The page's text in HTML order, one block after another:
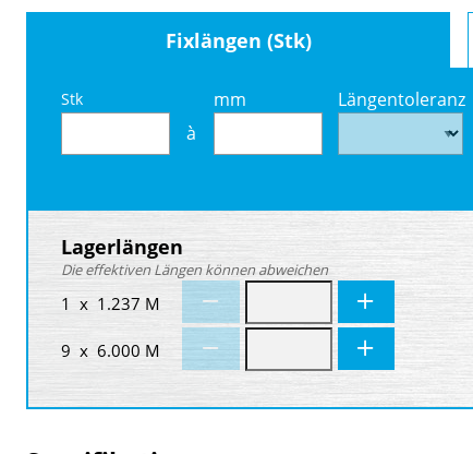
Fixlängen (Stk)
Stk
à
mm Längentoleranz
Lagerlängen
Die effektiven Längen können abweichen
1 x 1.237 M
9 x 6.000 M